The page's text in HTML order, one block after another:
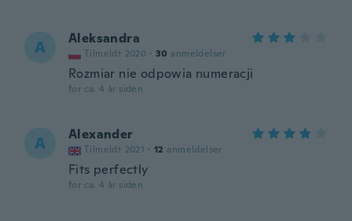
A Aleksandra
Tilmeldt 2020 · 30 anmeldelser
Rozmiar nie odpowia numeracji
for ca. 4 år siden
A Alexander
Tilmeldt 2021 · 12 anmeldelser
Fits perfectly
for ca. 4 år siden